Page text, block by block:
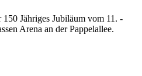
150 Jähriges Jubiläum vom 11. -
Arena an der Pappelallee.